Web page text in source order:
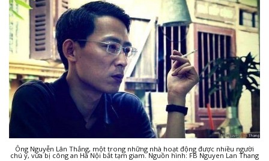
Ông Nguyễn Lân Thắng, một trong những nhà hoạt động được nhiều người
chú ý, vừa bị công an Hà Nội bắt tạm giam. Nguồn hình: FB Nguyen Lan Thang